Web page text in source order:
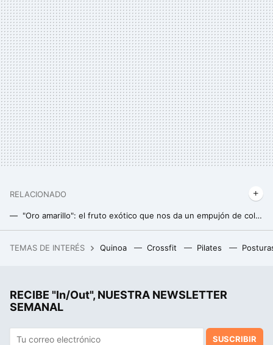
RELACIONADO
"Oro amarillo": el fruto exótico que nos da un empujón de colágeno para mejorar la salud de la piel
TEMAS DE INTERÉS Quinoa Crossfit Pilates
RECIBE "In/Out", NUESTRA NEWSLETTER
SEMANAL
SUSCRIBIR